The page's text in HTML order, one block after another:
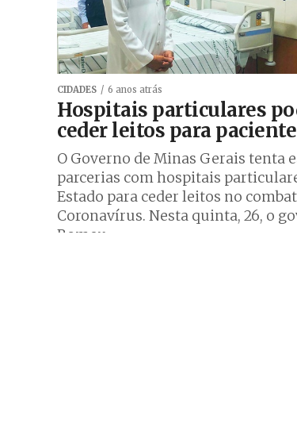
CIDADES 6 anos atrás
Hospitais particulares
ceder leitos para
O Governo de Minas Gerais tenta
parcerias com hospitais
Estado para ceder leitos no
Coronavírus. Nesta quinta, 26, o
Romeu...